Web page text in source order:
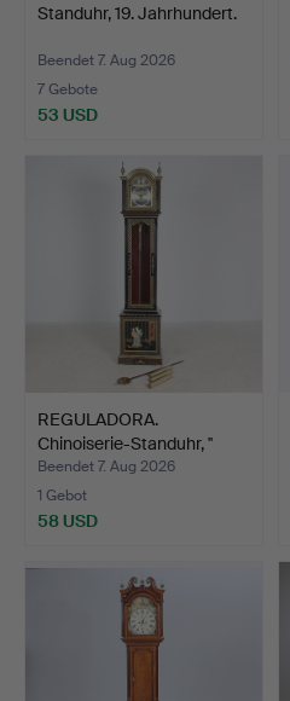
Standuhr, 19. Jahrhundert.
Beendet 7. Aug 2026
7 Gebote
53 USD
REGULADORA.
Chinoiserie-Standuhr, ''
Tempu…
Beendet 7. Aug 2026
1 Gebot
58 USD